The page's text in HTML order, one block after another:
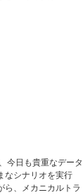
今日も貴重なデータ
なシナリオを実行
ら、メカニカルトラ